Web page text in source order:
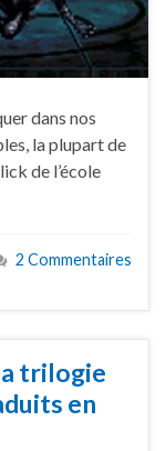
dans nos
la plupart de
de l’école
2 Commentaires
trilogie
en